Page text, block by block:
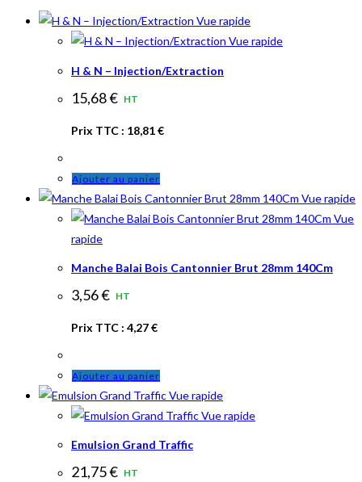
Vue rapide
Vue rapide
H & N – Injection/Extraction
15,68€ HT
Prix TTC : 18,81€
Ajouter au panier
Vue rapide
Vue
rapide
Manche Balai Bois Cantonnier Brut 28mm 140Cm
3,56€ HT
Prix TTC : 4,27€
Ajouter au panier
Vue rapide
Vue rapide
Emulsion Grand Traffic
21,75€ HT